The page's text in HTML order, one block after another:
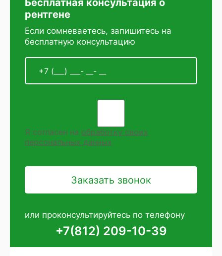
Бесплатная консультация о
рентгене
Если сомневаетесь, запишитесь на
бесплатную консультацию
Я согласен на обработку своих
персональных данных
или проконсультируйтесь по телефону
+7(812) 209-10-39